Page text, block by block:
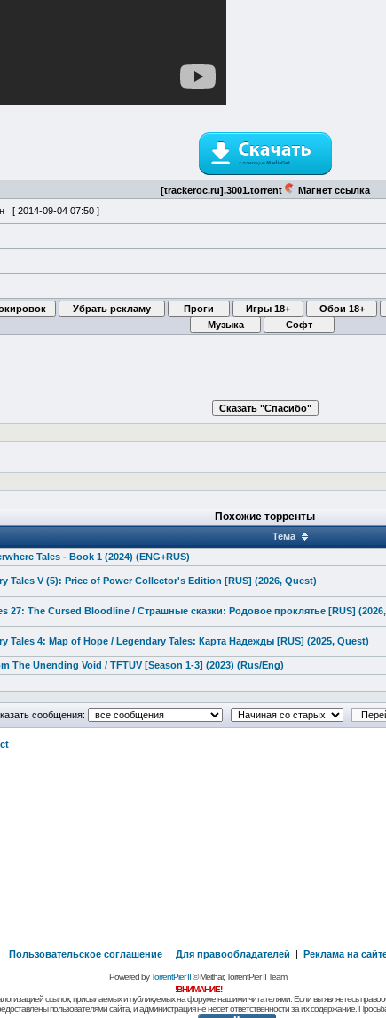
[trackeroc.ru].3001.torrent
Магнет ссылка
[ 2014-09-04 07:50]
Похожие торренты
Тема
Tales - Book 1 (2024) (ENG+RUS)
Tales V (5): Price of Power Collector's Edition [RUS] (2026, Quest)
27: The Cursed Bloodline / Страшные сказки: Родовое проклятье [RUS]
Tales 4: Map of Hope / Legendary Tales: Карта Надежды [RUS] (2025, Quest)
The Unending Void / TFTUV [Season 1-3] (2023) (Rus/Eng)
сообщения:
Пользовательское соглашение | Для правообладателей | Реклама на
Powered byTorrentPier II© Meithar, TorrentPier II Team
!ВНИМАНИЕ!
ссылок, присылаемых и публикуемых на форуме нашими читателями. Если вы являетесь
пользователями сайта, и администрация не несёт ответственности за их содержание.